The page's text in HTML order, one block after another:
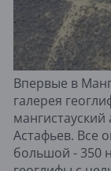
Впервые в
галерея
Астафьев. Все
большой - 350